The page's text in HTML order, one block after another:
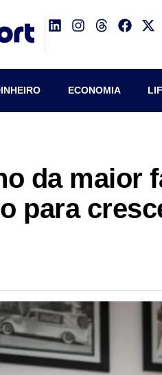
ECONOMIA
da maior
para